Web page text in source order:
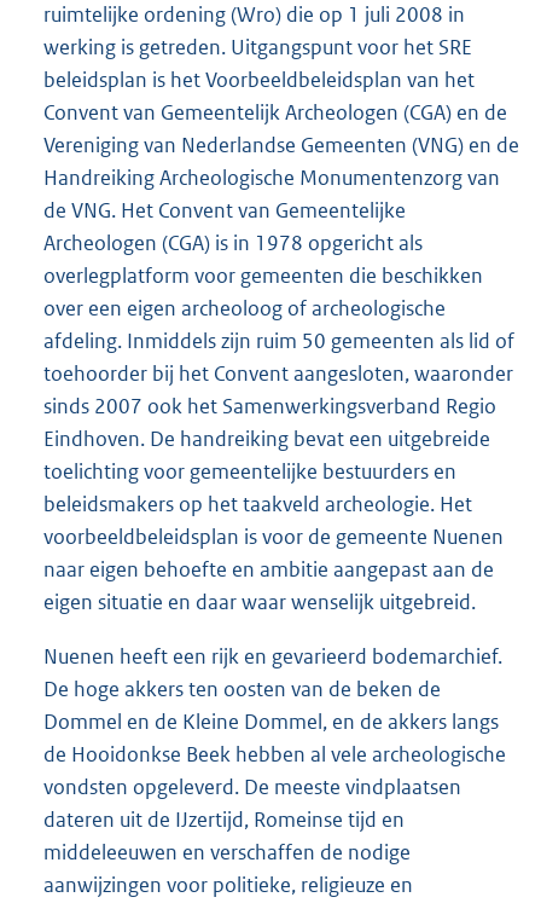
ruimtelijke ordening (Wro) die op 1 juli 2008 in
werking is getreden. Uitgangspunt voor het SRE
beleidsplan is het Voorbeeldbeleidsplan van het
Convent van Gemeentelijk Archeologen (CGA) en de
Vereniging van Nederlandse Gemeenten (VNG) en de
Handreiking Archeologische Monumentenzorg van
de VNG. Het Convent van Gemeentelijke
Archeologen (CGA) is in 1978 opgericht als
overlegplatform voor gemeenten die beschikken
over een eigen archeoloog of archeologische
afdeling. Inmiddels zijn ruim 50 gemeenten als lid of
toehoorder bij het Convent aangesloten, waaronder
sinds 2007 ook het Samenwerkingsverband Regio
Eindhoven. De handreiking bevat een uitgebreide
toelichting voor gemeentelijke bestuurders en
beleidsmakers op het taakveld archeologie. Het
voorbeeldbeleidsplan is voor de gemeente Nuenen
naar eigen behoefte en ambitie aangepast aan de
eigen situatie en daar waar wenselijk uitgebreid.
Nuenen heeft een rijk en gevarieerd bodemarchief.
De hoge akkers ten oosten van de beken de
Dommel en de Kleine Dommel, en de akkers langs
de Hooidonkse Beek hebben al vele archeologische
vondsten opgeleverd. De meeste vindplaatsen
dateren uit de IJzertijd, Romeinse tijd en
middeleeuwen en verschaffen de nodige
aanwijzingen voor politieke, religieuze en